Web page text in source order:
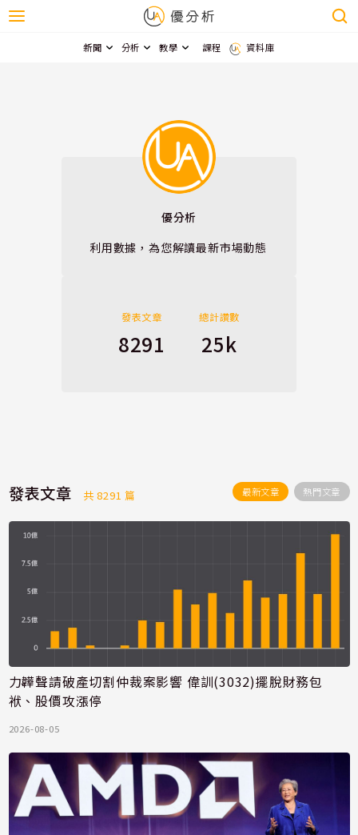
新聞 分析 教學 課程 資料庫
利用數據，為您解讀最新市場動態
優分析
發表文章
8291
總計讚數
25k
發表文章 共 8291 篇 最新文章 熱門文章
力韡聲請破產切割仲裁案影響 偉訓(3032)擺脫財務包
袱、股價攻漲停
2026-08-05